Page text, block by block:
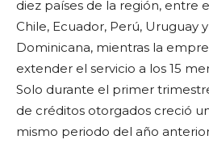
diez países de la región, entre
Chile, Ecuador, Perú, Uruguay
Dominicana, mientras la
extender el servicio a los 15
Solo durante el primer
de créditos otorgados creció
mismo periodo del año